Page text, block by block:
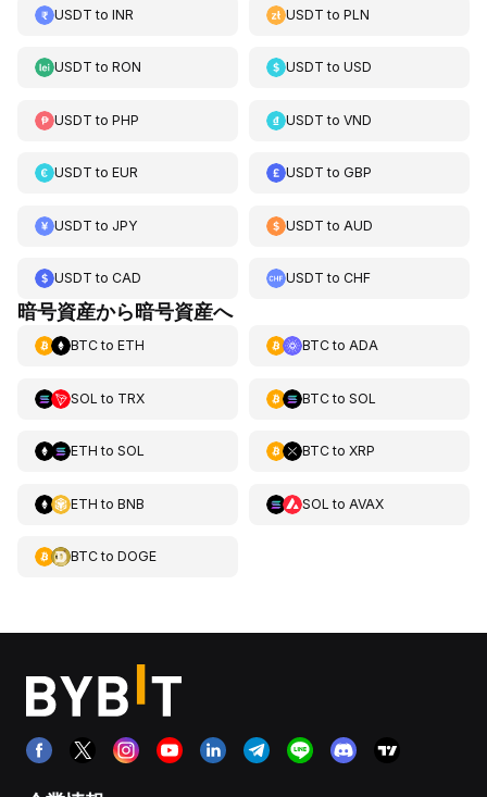
USDT to INR USDT toPLN
USDT to RON USDT toUSD
USDT to PHP USDT toVND
USDT to EUR USDT toGBP
USDT to JPY USDT to AUD
USDT to CAD USDT toCHF
暗号資産から暗号資産へ
BTCto ETH BTCto ADA
SOL to TRX BTCto SOL
ETH to SOL BTCto XRP
ETH to BNB SOL to AVAX
BTCto DOGE